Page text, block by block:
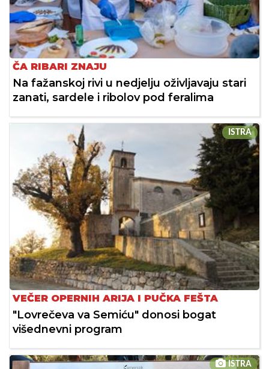
ČA RIBARI ZNAJU
Na fažanskoj rivi u nedjelju oživljavaju stari
zanati, sardele i ribolov pod feralima
ISTRA
VEČER OPERNIH ARIJA I PUČKA FEŠTA
"Lovrečeva va Semiću" donosi bogat
višednevni program
ISTRA